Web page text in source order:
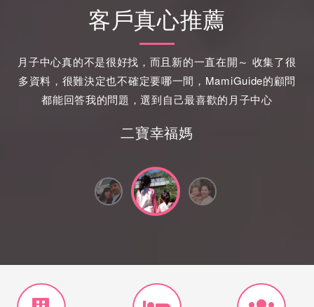
客戶真心推薦
月子中心真的不是很好找，而且新的一直在開～ 收集了很
多資料，很難決定也不確定要哪一間，MamiGuide的顧問
都能回答我的問題，選到自己最喜歡的月子中心
二寶幸福媽